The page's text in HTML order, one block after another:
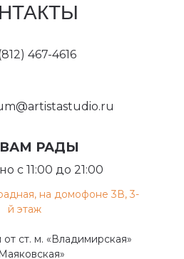
ст. м. «Владимирская»
на домофоне 3В, 3-
й этаж
с 11:00 до 21:00
РАДЫ
467-4616